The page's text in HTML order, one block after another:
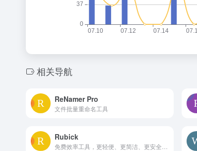
相关导航
ReNamer Pro
文件批量重命名工具
Rubick